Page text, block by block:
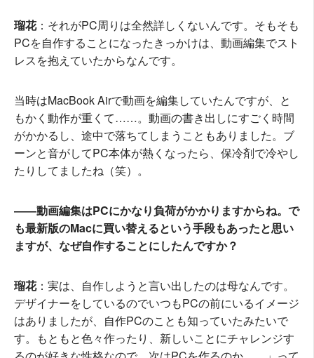
瑠花：それがPC周りは全然詳しくないんです。そもそも
PCを自作することになったきっかけは、動画編集でスト
レスを抱えていたからなんです。
当時はMacBook Airで動画を編集していたんですが、と
もかく動作が重くて……。動画の書き出しにすごく時間
がかかるし、途中で落ちてしまうこともありました。ブ
ーンと音がしてPC本体が熱くなったら、保冷剤で冷やし
たりしてましたね（笑）。
――動画編集はPCにかなり負荷がかかりますからね。で
も最新版のMacに買い替えるという手段もあったと思い
ますが、なぜ自作することにしたんですか？
瑠花：実は、自作しようと言い出したのは母なんです。
デザイナーをしているのでいつもPCの前にいるイメージ
はありましたが、自作PCのことも知っていたみたいで
す。もともと色々作ったり、新しいことにチャレンジす